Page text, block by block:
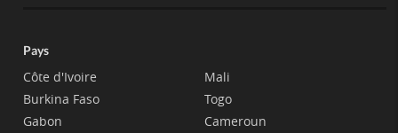
Pays
Côte d'Ivoire
Burkina Faso
Gabon
Mali
Togo
Cameroun